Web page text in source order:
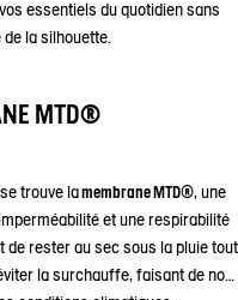
essentiels du quotidien sans
la silhouette.
MTD®
trouve lamembrane MTD®, une
et une respirabilité
de rester au sec sous la pluie tout
la surchauffe, faisant de nos